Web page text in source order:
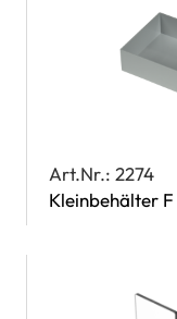
Art.Nr.: 2274
Kleinbehälter F